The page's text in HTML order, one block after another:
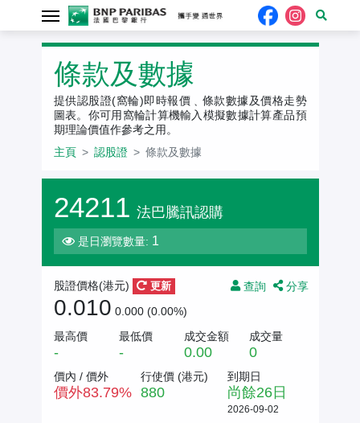
認股證
條款及數據
提供認股證(窩輪)即時報價﹑條款數據及價格走勢
圖表。你可用窩輪計算機輸入模擬數據計算產品預
期理論價值作參考之用。
主頁
認股證 條款及數據
24211 法巴騰訊認購
是日瀏覽數量: 1
查詢 分享
股證價格(港元) 更新
0.010 0.000 (0.00%)
最高價
-
最低價
-
成交金額
0.00
成交量
0
價內 / 價外
價外83.79%
行使價 (港元)
880
到期日
尚餘26日
2026-09-02